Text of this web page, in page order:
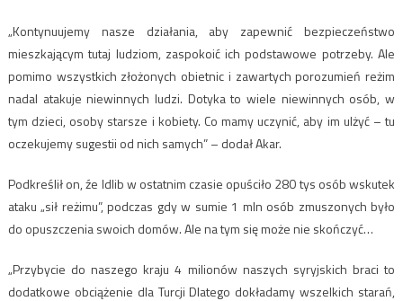
„Kontynuujemy nasze działania, aby zapewnić bezpieczeństwo
mieszkającym tutaj ludziom, zaspokoić ich podstawowe potrzeby. Ale
pomimo wszystkich złożonych obietnic i zawartych porozumień reżim
nadal atakuje niewinnych ludzi. Dotyka to wiele niewinnych osób, w
tym dzieci, osoby starsze i kobiety. Co mamy uczynić, aby im ulżyć – tu
oczekujemy sugestii od nich samych” – dodał Akar.
Podkreślił on, źe Idlib w ostatnim czasie opuściło 280 tys osób wskutek
ataku „sił reżimu”, podczas gdy w sumie 1 mln osób zmuszonych było
do opuszczenia swoich domów. Ale na tym się może nie skończyć…
„Przybycie do naszego kraju 4 milionów naszych syryjskich braci to
dodatkowe obciążenie dla Turcji Dlatego dokładamy wszelkich starań,